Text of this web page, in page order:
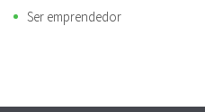
Ser emprendedor